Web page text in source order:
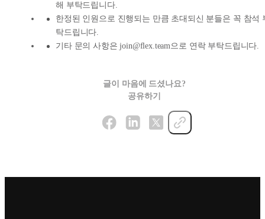
해 부탁드립니다.
한정된 인원으로 진행되는 만큼 초대되신 분들은 꼭 참석
탁드립니다.
기타 문의 사항은 join@flex.team으로 연락 부탁드립니다.
글이 마음에 드셨나요?
공유하기